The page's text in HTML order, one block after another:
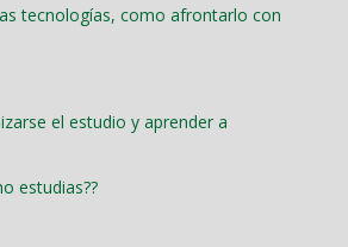
tecnologías, como afrontarlo con
el estudio y aprender a
estudias??